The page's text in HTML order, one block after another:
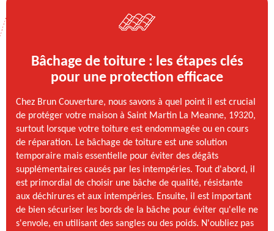
Bâchage de toiture : les étapes clés
pour une protection efficace
Chez Brun Couverture, nous savons à quel point il est crucial
de protéger votre maison à Saint Martin La Meanne, 19320,
surtout lorsque votre toiture est endommagée ou en cours
de réparation. Le bâchage de toiture est une solution
temporaire mais essentielle pour éviter des dégâts
supplémentaires causés par les intempéries. Tout d'abord, il
est primordial de choisir une bâche de qualité, résistante
aux déchirures et aux intempéries. Ensuite, il est important
de bien sécuriser les bords de la bâche pour éviter qu'elle ne
s'envole, en utilisant des sangles ou des poids. N'oubliez pas